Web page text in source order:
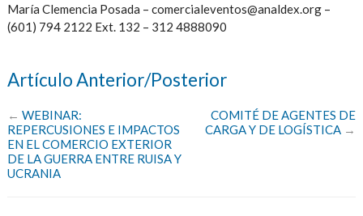
María Clemencia Posada – comercialeventos@analdex.org –
(601) 794 2122 Ext. 132 – 312 4888090
Artículo Anterior/Posterior
← WEBINAR:
REPERCUSIONES E IMPACTOS
EN EL COMERCIO EXTERIOR
DE LA GUERRA ENTRE RUISA Y
UCRANIA
COMITÉ DE AGENTES DE
CARGA Y DE LOGÍSTICA →